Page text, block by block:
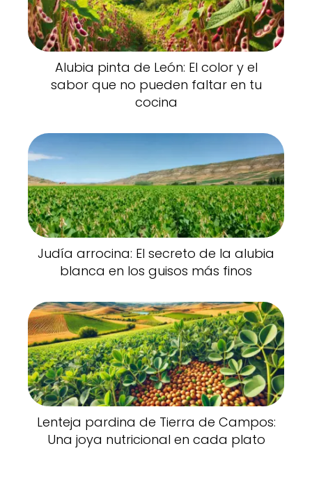
Alubia pinta de León: El color y el
sabor que no pueden faltar en tu
cocina
Judía arrocina: El secreto de la alubia
blanca en los guisos más finos
Lenteja pardina de Tierra de Campos:
Una joya nutricional en cada plato